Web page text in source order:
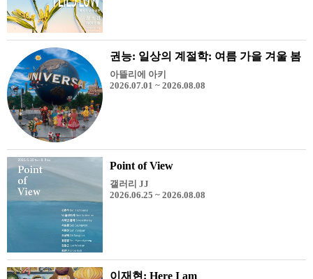
권능: 일상의 계절학: 여름 가을 겨울 봄
아뜰리에 아키
2026.07.01 ~ 2026.08.08
Point of View
갤러리 JJ
2026.06.25 ~ 2026.08.08
이재현: Here I am